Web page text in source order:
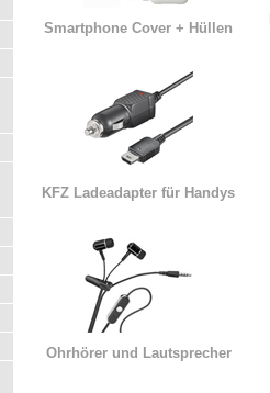
Smartphone Cover + Hüllen
KFZ Ladeadapter für Handys
Ohrhörer und Lautsprecher